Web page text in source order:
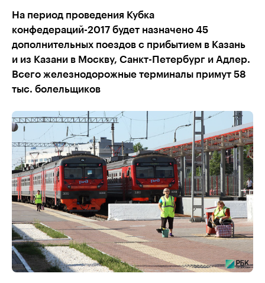
На период проведения Кубка
конфедераций-2017 будет назначено 45
дополнительных поездов с прибытием в Казань
и из Казани в Москву, Санкт-Петербург и Адлер.
Всего железнодорожные терминалы примут 58
тыс. болельщиков